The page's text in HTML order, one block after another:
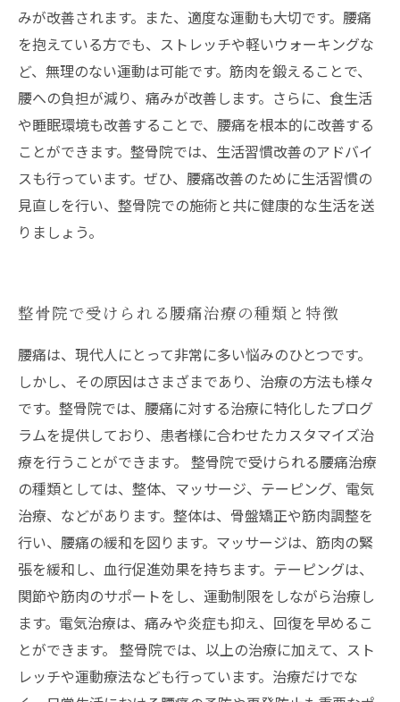
みが改善されます。また、適度な運動も大切です。腰痛
を抱えている方でも、ストレッチや軽いウォーキングな
ど、無理のない運動は可能です。筋肉を鍛えることで、
腰への負担が減り、痛みが改善します。さらに、食生活
や睡眠環境も改善することで、腰痛を根本的に改善する
ことができます。整骨院では、生活習慣改善のアドバイ
スも行っています。ぜひ、腰痛改善のために生活習慣の
見直しを行い、整骨院での施術と共に健康的な生活を送
りましょう。
整骨院で受けられる腰痛治療の種類と特徴
腰痛は、現代人にとって非常に多い悩みのひとつです。
しかし、その原因はさまざまであり、治療の方法も様々
です。整骨院では、腰痛に対する治療に特化したプログ
ラムを提供しており、患者様に合わせたカスタマイズ治
療を行うことができます。 整骨院で受けられる腰痛治療
の種類としては、整体、マッサージ、テーピング、電気
治療、などがあります。整体は、骨盤矯正や筋肉調整を
行い、腰痛の緩和を図ります。マッサージは、筋肉の緊
張を緩和し、血行促進効果を持ちます。テーピングは、
関節や筋肉のサポートをし、運動制限をしながら治療し
ます。電気治療は、痛みや炎症も抑え、回復を早めるこ
とができます。 整骨院では、以上の治療に加えて、スト
レッチや運動療法なども行っています。治療だけでな